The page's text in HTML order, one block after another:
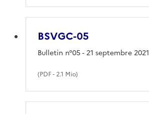
BSVGC-05
(PDF- 2.1 Mio)
Bulletin n°05 - 21 septembre 2021